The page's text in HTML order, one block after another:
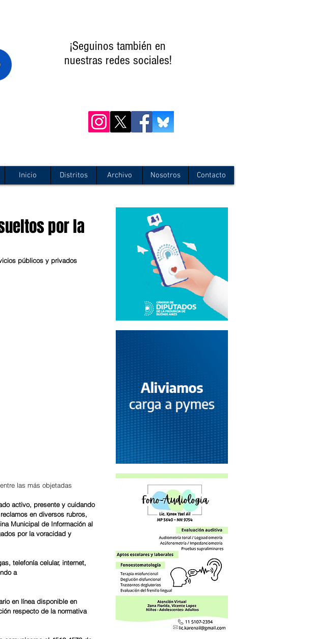
¡Seguinos también en
nuestras redes sociales!
Inicio Distritos Archivo Nosotros Contacto
por la
públicos y privados
las más objetadas
activo, presente y cuidando
en diversos rubros,
Municipal de Información al
por la voracidad y
telefonía celular, internet,
a
en línea disponible en
respecto de la normativa